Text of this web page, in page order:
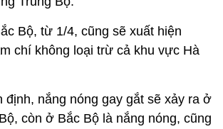
Bộ, từ 1/4, cũng sẽ xuất hiện
chí không loại trừ cả khu vực Hà
định, nắng nóng gay gắt sẽ xảy ra ở
còn ở Bắc Bộ là nắng nóng, cũng